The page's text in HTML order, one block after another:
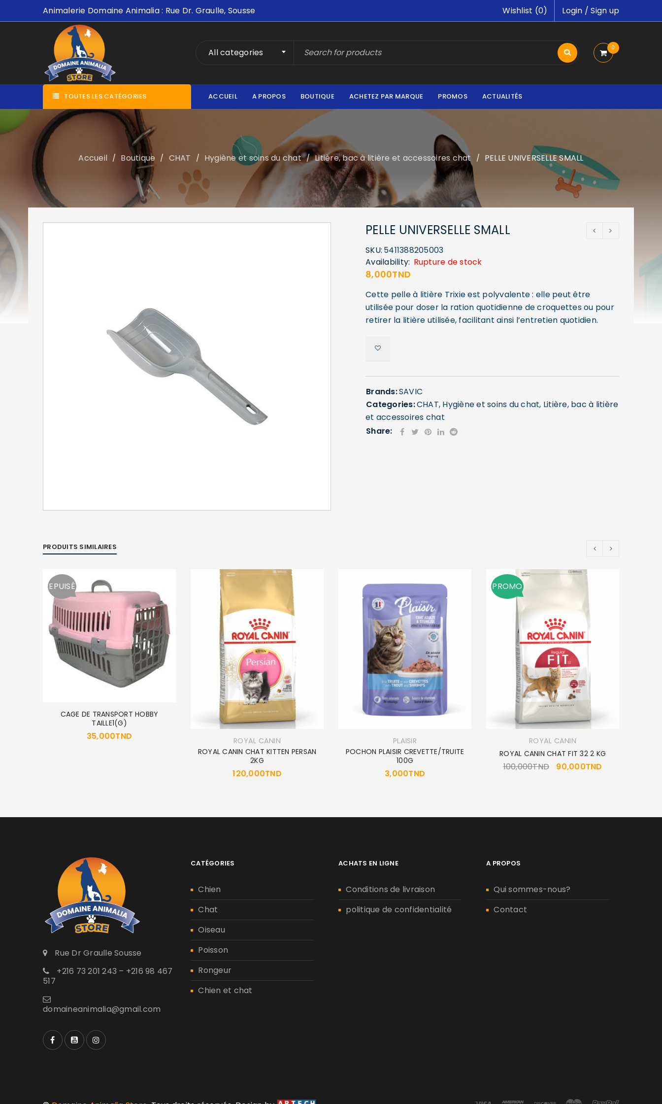
Mot de passe*
Se souvenir de moi
SE CONNECTER
MOT DE PASSE PERDU ?
Animalerie Domaine Animalia : Rue Dr. Graulle, Sousse Login /Sign up
Wishlist (0)
All categories 0
TOUTES LES CATÉGORIES ACCUEIL A PROPOS BOUTIQUE ACHETEZ PAR MARQUE PROMOS ACTUALITÉS
Accueil / Boutique / CHAT / Hygiène et soins du chat / Litière, bac à litière et accessoires chat / PELLE UNIVERSELLE SMALL
PELLE UNIVERSELLE SMALL
SKU: 5411388205003
Availability: Rupture de stock
8,000TND
Cette pelle à litière Trixie est polyvalente : elle peut être
utilisée pour doser la ration quotidienne de croquettes ou pour
retirer la litière utilisée, facilitant ainsi l’entretien quotidien.
Brands:SAVIC
Categories:CHAT, Hygiène et soins du chat, Litière, bac à litière
et accessoires chat
Share:
PRODUITS SIMILAIRES
EPUISÉ
CAGE DE TRANSPORT HOBBY
TAILLE1(G)
35,000TND
ROYAL CANIN
ROYAL CANIN CHAT KITTEN PERSAN
2KG
120,000TND
PLAISIR
POCHON PLAISIR CREVETTE/TRUITE
100G
3,000TND
PROMO
ROYAL CANIN
ROYAL CANIN CHAT FIT 32 2 KG
100,000TND 90,000TND
Rue Dr Graulle Sousse
+216 73 201 243 – +216 98 467
517
domaineanimalia@gmail.com
CATÉGORIES
Chien
Chat
Oiseau
Poisson
Rongeur
Chien et chat
ACHATS EN LIGNE
Conditions de livraison
politique de confidentialité
A PROPOS
Qui sommes-nous?
Contact